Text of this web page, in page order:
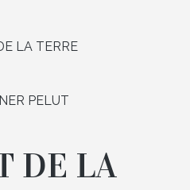
LA TERRE
PELUT
DE LA